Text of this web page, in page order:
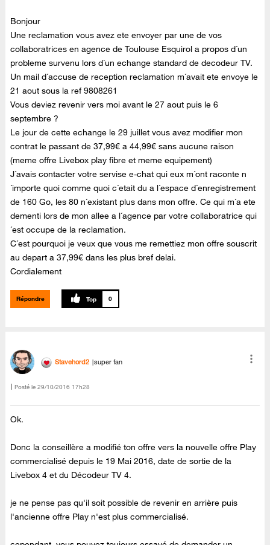
Bonjour
Une reclamation vous avez ete envoyer par une de vos
collaboratrices en agence de Toulouse Esquirol a propos d´un
probleme survenu lors d´un echange standard de decodeur TV.
Un mail d´accuse de reception reclamation m´avait ete envoye le
21 aout sous la ref 9808261
Vous deviez revenir vers moi avant le 27 aout puis le 6
septembre ?
Le jour de cette echange le 29 juillet vous avez modifier mon
contrat le passant de 37,99€ a 44,99€ sans aucune raison
(meme offre Livebox play fibre et meme equipement)
J´avais contacter votre servise e-chat qui eux m´ont raconte n
´importe quoi comme quoi c´etait du a l´espace d´enregistrement
de 160 Go, les 80 n´existant plus dans mon offre. Ce qui m´a ete
dementi lors de mon allee a l´agence par votre collaboratrice qui
´est occupe de la reclamation.
C´est pourquoi je veux que vous me remettiez mon offre souscrit
au depart a 37,99€ dans les plus bref delai.
Cordialement
Répondre 0
Stavehord2 super fan
Posté le ‎29/10/2016 17h28
Ok.
Donc la conseillère a modifié ton offre vers la nouvelle offre Play
commercialisé depuis le 19 Mai 2016, date de sortie de la
Livebox 4 et du Décodeur TV 4.
je ne pense pas qu'il soit possible de revenir en arrière puis
l'ancienne offre Play n'est plus commercialisé.